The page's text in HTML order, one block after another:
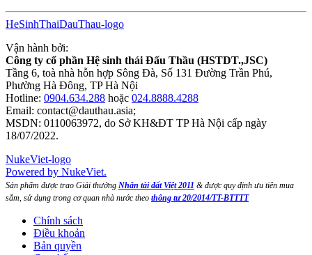
HeSinhThaiDauThau-logo
Vận hành bởi:
Công ty cổ phần Hệ sinh thái Đấu Thầu (HSTDT.,JSC)
Tầng 6, toà nhà hỗn hợp Sông Đà, Số 131 Đường Trần Phú,
Phường Hà Đông, TP Hà Nội
Hotline: 0904.634.288 hoặc 024.8888.4288
Email: contact@dauthau.asia;
MSDN: 0110063972, do Sở KH&ĐT TP Hà Nội cấp ngày
18/07/2022.
NukeViet-logo
Powered by NukeViet.
Sản phẩm được trao Giải thưởng Nhân tài đất Việt 2011 & được quy định ưu tiên mua
sắm, sử dụng trong cơ quan nhà nước theo thông tư 20/2014/TT-BTTTT
Chính sách
Điều khoản
Bản quyền